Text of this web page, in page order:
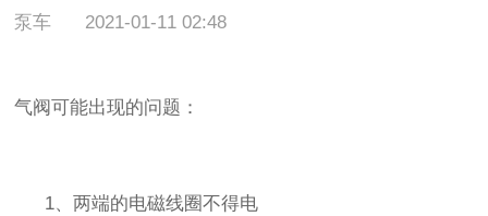
泵车 2021-01-11 02:48
气阀可能出现的问题：
1、两端的电磁线圈不得电